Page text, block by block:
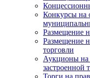
Конкурсы на
Размещение
Размещение
торговли
Аукционы на
застроенной
Торги на